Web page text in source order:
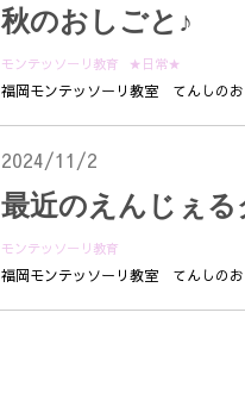
秋のおしごと♪
モンテッソーリ教育
★日常★
福岡モンテッソーリ教室 てんしの
2024/11/2
最近のえんじぇる
モンテッソーリ教育
福岡モンテッソーリ教室 てんしの